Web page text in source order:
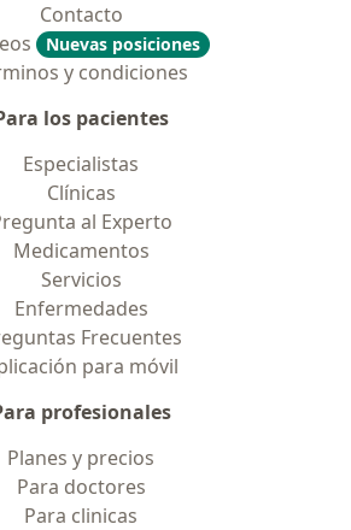
Contacto
Nuevas posiciones
y condiciones
los pacientes
Especialistas
Clínicas
al Experto
Medicamentos
Servicios
Enfermedades
Frecuentes
para móvil
profesionales
Planes y precios
Para doctores
Para clinicas